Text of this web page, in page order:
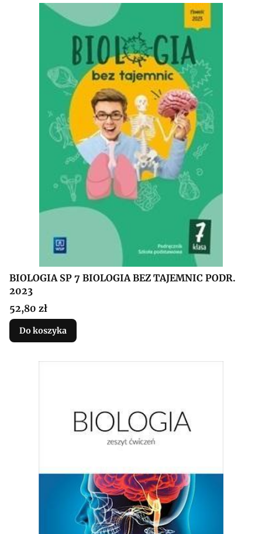
BIOLOGIA SP 7 BIOLOGIA BEZ TAJEMNIC PODR.
2023
Cena
52,80 zł
Do koszyka